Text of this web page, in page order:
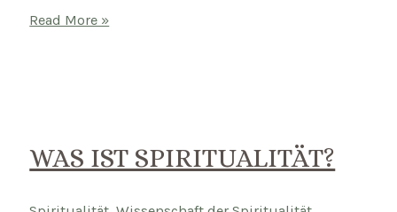
Wie
Read More »
WAS IST SPIRITUALITÄT?